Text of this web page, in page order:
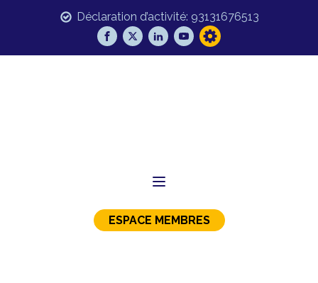
Déclaration d’activité: 93131676513
ESPACE MEMBRES